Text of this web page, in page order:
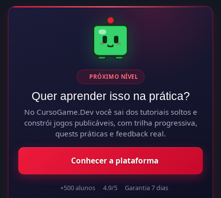
PRÓXIMO NÍVEL
Quer aprender isso na prática?
No CursoGame.Dev você sai dos tutoriais soltos e
constrói jogos publicáveis, com trilha progressiva,
quests práticas e feedback real.
Conhecer a plataforma
+500 alunos 4.9/5 Garantia 7 dias